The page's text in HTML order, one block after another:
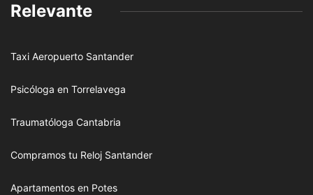
Relevante
Taxi Aeropuerto Santander
Psicóloga en Torrelavega
Traumatóloga Cantabria
Compramos tu Reloj Santander
Apartamentos en Potes